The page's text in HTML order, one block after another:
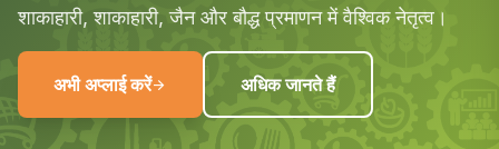
शाकाहारी, शाकाहारी, जैन और बौद्ध प्रमाणन में वैश्विक नेतृत्व।
अभी अप्लाई करेंarrow_forward अधिक जानते हैं